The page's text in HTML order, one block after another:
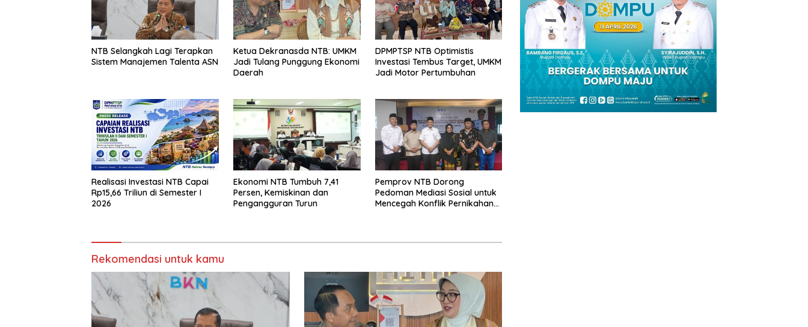
NTB Selangkah Lagi Terapkan
Sistem Manajemen Talenta ASN
Ketua Dekranasda NTB: UMKM
Jadi Tulang Punggung Ekonomi
Daerah
DPMPTSP NTB Optimistis
Investasi Tembus Target, UMKM
Jadi Motor Pertumbuhan
Realisasi Investasi NTB Capai
Rp15,66 Triliun di Semester I
2026
Ekonomi NTB Tumbuh 7,41
Persen, Kemiskinan dan
Pengangguran Turun
Pemprov NTB Dorong
Pedoman Mediasi Sosial untuk
Mencegah Konflik Pernikahan
Rekomendasi untuk kamu